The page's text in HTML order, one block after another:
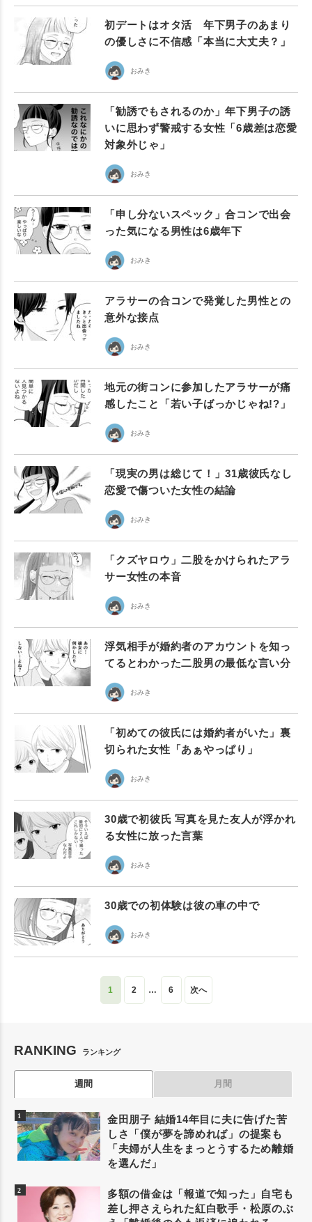
初デートはオタ活 年下男子のあまり
の優しさに不信感「本当に大丈夫？」
おみき
「勧誘でもされるのか」年下男子の誘
いに思わず警戒する女性「6歳差は恋愛
対象外じゃ」
おみき
「申し分ないスペック」合コンで出会
った気になる男性は6歳年下
おみき
アラサーの合コンで発覚した男性との
意外な接点
おみき
地元の街コンに参加したアラサーが痛
感したこと「若い子ばっかじゃね!?」
おみき
「現実の男は総じて！」31歳彼氏なし
恋愛で傷ついた女性の結論
おみき
「クズヤロウ」二股をかけられたアラ
サー女性の本音
おみき
浮気相手が婚約者のアカウントを知っ
てるとわかった二股男の最低な言い分
おみき
「初めての彼氏には婚約者がいた」裏
切られた女性「あぁやっぱり」
おみき
30歳で初彼氏 写真を見た友人が浮かれ
る女性に放った言葉
おみき
30歳での初体験は彼の車の中で
おみき
1 2 … 6 次へ
RANKING ランキング
週間 月間
金田朋子 結婚14年目に夫に告げた苦
しさ「僕が夢を諦めれば」の提案も
「夫婦が人生をまっとうするため離婚
を選んだ」
多額の借金は「報道で知った」自宅も
差し押さえられた紅白歌手・松原のぶ